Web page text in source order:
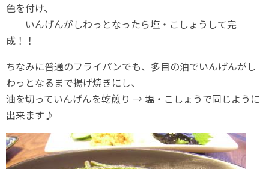
色を付け、
いんげんがしわっとなったら塩・こしょうして完
成！！
ちなみに普通のフライパンでも、多目の油でいんげんがし
わっとなるまで揚げ焼きにし、
油を切っていんげんを乾煎り → 塩・こしょうで同じように
出来ます♪